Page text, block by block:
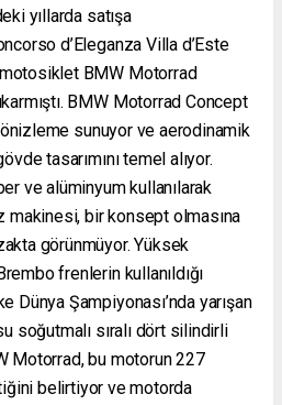
yıllarda satışa
d’Eleganza Villa d’Este
BMW Motorrad
BMW Motorrad Concept
sunuyor ve aerodinamik
tasarımını temel alıyor.
ve alüminyum kullanılarak
makinesi, bir konsept olmasına
görünmüyor. Yüksek
frenlerin kullanıldığı
Şampiyonası’nda yarışan
soğutmalı sıralı dört silindirli
Motorrad, bu motorun 227
belirtiyor ve motorda